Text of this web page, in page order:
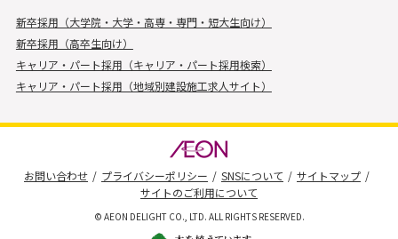
新卒採用（大学院・大学・高専・専門・短大生向け）
新卒採用（高卒生向け）
キャリア・パート採用（キャリア・パート採用検索）
キャリア・パート採用（地域別建設施工求人サイト）
お問い合わせ プライバシーポリシー SNSについて
サイトマップ
サイトのご利用について
© AEON DELIGHT CO., LTD. ALL RIGHTS RESERVED.